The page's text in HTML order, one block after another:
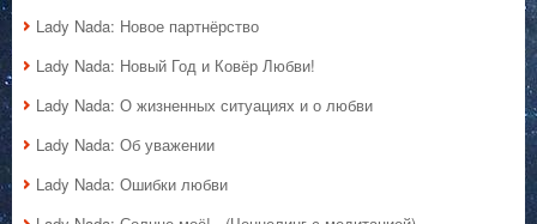
Lady Nada: Новое партнёрство
Lady Nada: Новый Год и Ковёр Любви!
Lady Nada: О жизненных ситуациях и о любви
Lady Nada: Об уважении
Lady Nada: Ошибки любви